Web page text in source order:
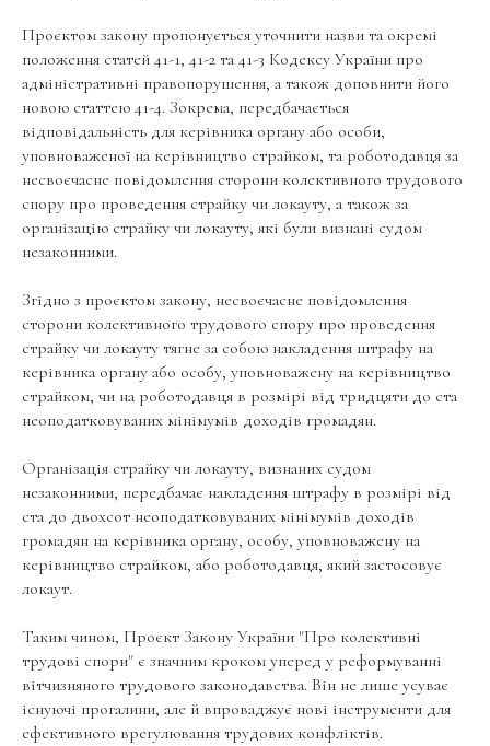
Проєктом закону пропонується уточнити назви та окремі
положення статей 41-1, 41-2 та 41-3 Кодексу України про
адміністративні правопорушення, а також доповнити його
новою статтею 41-4. Зокрема, передбачається
відповідальність для керівника органу або особи,
уповноваженої на керівництво страйком, та роботодавця за
несвоєчасне повідомлення сторони колективного трудового
спору про проведення страйку чи локауту, а також за
організацію страйку чи локауту, які були визнані судом
незаконними.
Згідно з проєктом закону, несвоєчасне повідомлення
сторони колективного трудового спору про проведення
страйку чи локауту тягне за собою накладення штрафу на
керівника органу або особу, уповноважену на керівництво
страйком, чи на роботодавця в розмірі від тридцяти до ста
неоподатковуваних мінімумів доходів громадян.
Організація страйку чи локауту, визнаних судом
незаконними, передбачає накладення штрафу в розмірі від
ста до двохсот неоподатковуваних мінімумів доходів
громадян на керівника органу, особу, уповноважену на
керівництво страйком, або роботодавця, який застосовує
локаут.
Таким чином, Проєкт Закону України "Про колективні
трудові спори" є значним кроком уперед у реформуванні
вітчизняного трудового законодавства. Він не лише усуває
існуючі прогалини, але й впроваджує нові інструменти для
ефективного врегулювання трудових конфліктів.